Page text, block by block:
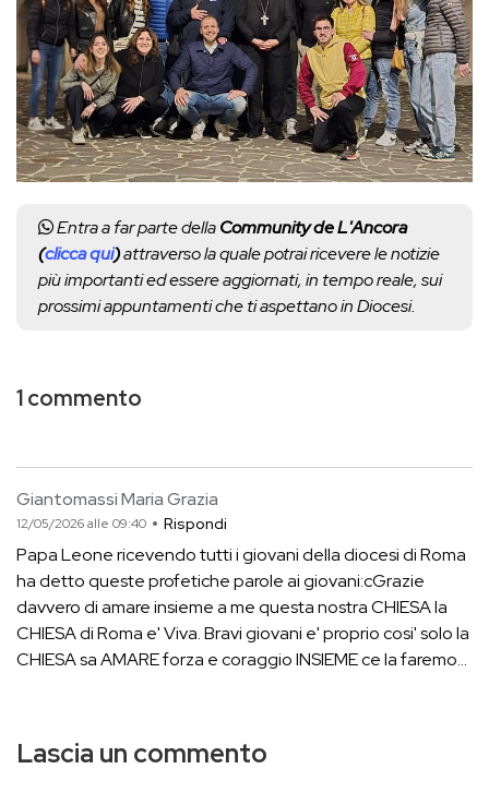
Entra a far parte dellaCommunity de L'Ancora
(clicca qui)attraverso la quale potrai ricevere le notizie
più importanti ed essere aggiornati, in tempo reale, sui
prossimi appuntamenti che ti aspettano in Diocesi.
1 commento
Giantomassi Maria Grazia
12/05/2026 alle 09:40 Rispondi
Papa Leone ricevendo tutti i giovani della diocesi di Roma
ha detto queste profetiche parole ai giovani:cGrazie
davvero di amare insieme a me questa nostra CHIESA la
CHIESA di Roma e' Viva. Bravi giovani e' proprio cosi' solo la
CHIESA sa AMARE forza e coraggio INSIEME ce la faremo...
Lascia un commento